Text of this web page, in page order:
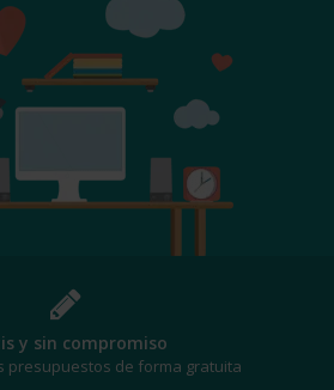
mejor precio!
de los mejores descuentos